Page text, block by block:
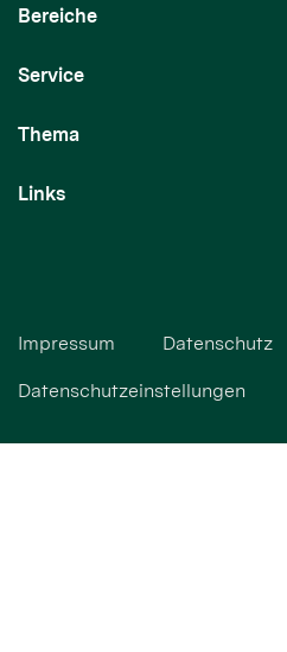
Bereiche
Service
Thema
Links
Impressum Datenschutz
Datenschutzeinstellungen